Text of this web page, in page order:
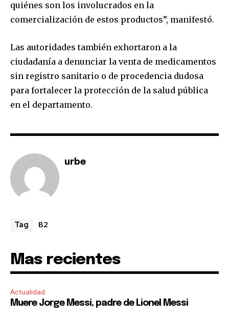
I've read and accept thePrivacy Policy
quiénes son los involucrados en la
comercialización de estos productos”, manifestó.
Las autoridades también exhortaron a la
ciudadanía a denunciar la venta de medicamentos
sin registro sanitario o de procedencia dudosa
para fortalecer la protección de la salud pública
en el departamento.
urbe
Tag B2
Mas recientes
Actualidad
Muere Jorge Messi, padre de Lionel Messi